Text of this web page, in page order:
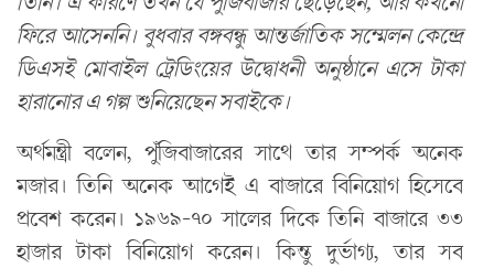
ফিরে আসেননি। বুধবার বঙ্গবন্ধু আন্তর্জাতিক সম্মেলন কেন্দ্রে
ডিএসই মোবাইল ট্রেডিংয়ের উদ্বোধনী অনুষ্ঠানে এসে টাকা
হারানোর এ গল্প শুনিয়েছেন সবাইকে।
অর্থমন্ত্রী বলেন, পুঁজিবাজারের সাথে তার সম্পর্ক অনেক
মজার। তিনি অনেক আগেই এ বাজারে বিনিয়োগ হিসেবে
প্রবেশ করেন। ১৯৬৯-৭০ সালের দিকে তিনি বাজারে ৩৩
হাজার টাকা বিনিয়োগ করেন। কিন্তু দুর্ভাগ্য, তার সব